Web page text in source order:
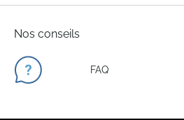
Nos conseils
FAQ